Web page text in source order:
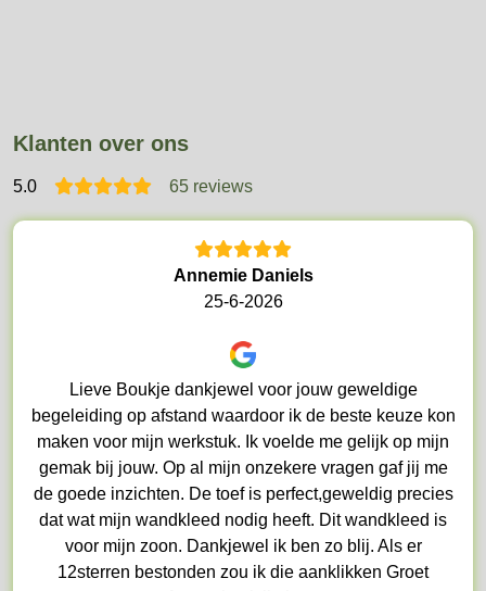
Klanten over ons
5.0 65 reviews
Annemie Daniels
25-6-2026
Lieve Boukje dankjewel voor jouw geweldige
begeleiding op afstand waardoor ik de beste keuze kon
maken voor mijn werkstuk. Ik voelde me gelijk op mijn
gemak bij jouw. Op al mijn onzekere vragen gaf jij me
de goede inzichten. De toef is perfect,geweldig precies
dat wat mijn wandkleed nodig heeft. Dit wandkleed is
voor mijn zoon. Dankjewel ik ben zo blij. Als er
12sterren bestonden zou ik die aanklikken Groet